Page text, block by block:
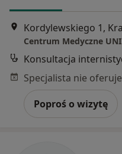
Kordylewskiego 1,
Centrum Medyczne
Konsultacja
Poproś o wizytę